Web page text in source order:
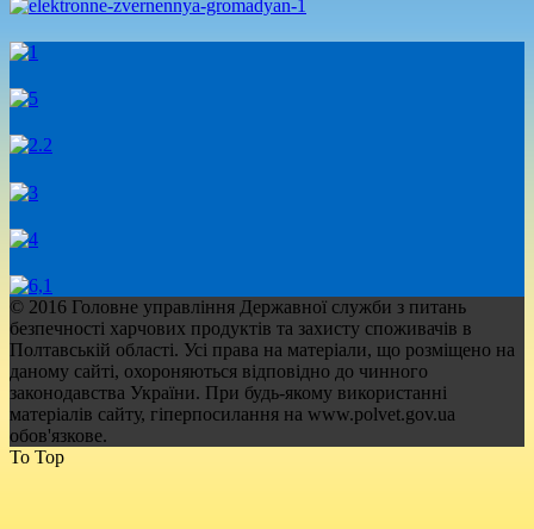
© 2016 Головне управління Державної служби з питань
безпечності харчових продуктів та захисту споживачів в
Полтавській області. Усі права на матеріали, що розміщено на
даному сайті, охороняються відповідно до чинного
законодавства України. При будь-якому використанні
матеріалів сайту, гіперпосилання на www.polvet.gov.ua
обов'язкове.
To Top